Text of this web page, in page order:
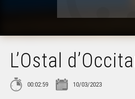
L’Ostal
00:02:59 10/03/2023